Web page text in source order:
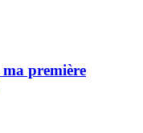
ma première